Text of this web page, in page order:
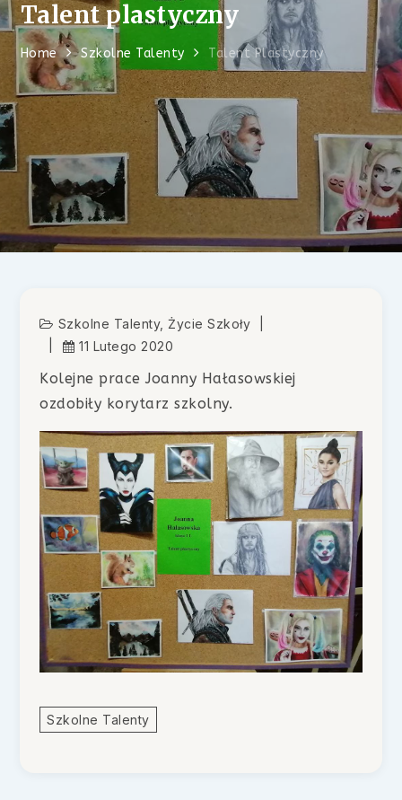
Talent plastyczny
Home Szkolne Talenty Talent Plastyczny
Szkolne Talenty,Życie Szkoły
11 Lutego 2020
Kolejne prace Joanny Hałasowskiej
ozdobiły korytarz szkolny.
Szkolne Talenty